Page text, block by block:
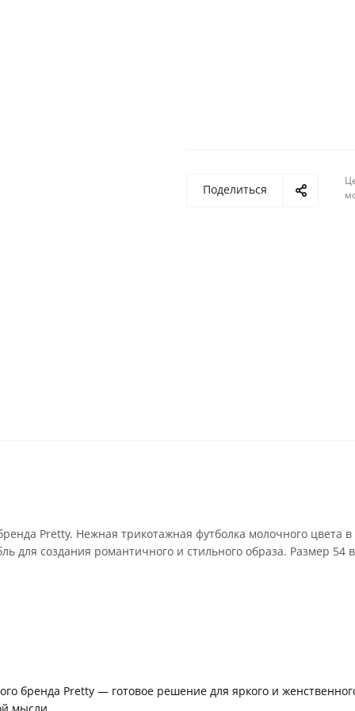
Поделиться
Pretty. Нежная трикотажная футболка молочного
создания романтичного и стильного образа. Размер 54
бренда Pretty — готовое решение для яркого и